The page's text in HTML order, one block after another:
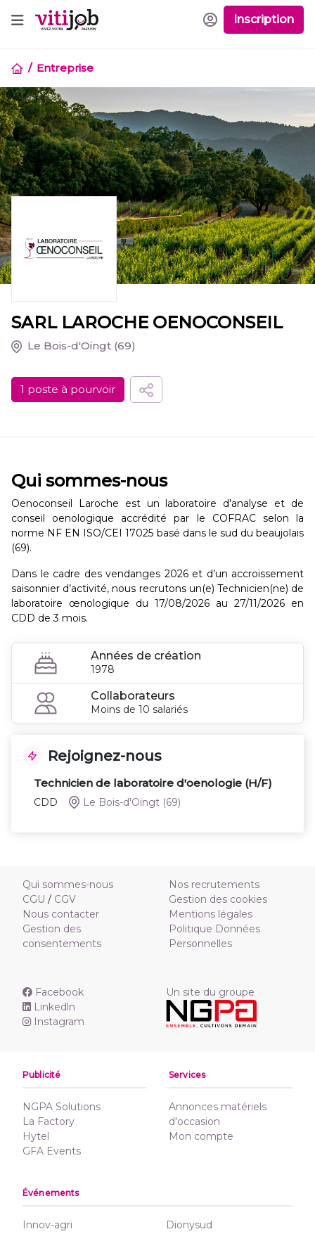
Inscription
Entreprise
SARL LAROCHE OENOCONSEIL
Le Bois-d'Oingt (69)
1 poste à pourvoir
Qui sommes-nous
Oenoconseil Laroche est un laboratoire d'analyse et de
conseil oenologique accrédité par le COFRAC selon la
norme NF EN ISO/CEI 17025 basé dans le sud du beaujolais
(69).
Dans le cadre des vendanges 2026 et d’un accroissement
saisonnier d’activité, nous recrutons un(e) Technicien(ne) de
laboratoire œnologique du 17/08/2026 au 27/11/2026 en
CDD de 3 mois.
Années de création
1978
Collaborateurs
Moins de 10 salariés
Rejoignez-nous
Technicien de laboratoire d'oenologie (H/F)
CDD Le Bois-d'Oingt (69)
Qui sommes-nous
CGU / CGV
Nous contacter
Gestion des
consentements
Nos recrutements
Gestion des cookies
Mentions légales
Politique Données
Personnelles
Facebook
Linkedln
Instagram
Un site du groupe
Publicité
NGPA Solutions
La Factory
Hytel
GFA Events
Services
Annonces matériels
d'occasion
Mon compte
Événements
Innov-agri Dionysud